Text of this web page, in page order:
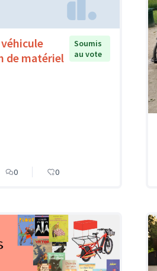
de matériel
Soumis
au vote
0 0